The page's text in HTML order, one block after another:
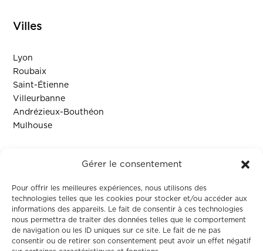
Gérer le consentement
Pour offrir les meilleures expériences, nous utilisons des
technologies telles que les cookies pour stocker et/ou accéder aux
informations des appareils. Le fait de consentir à ces technologies
nous permettra de traiter des données telles que le comportement
de navigation ou les ID uniques sur ce site. Le fait de ne pas
consentir ou de retirer son consentement peut avoir un effet négatif
Villes
Lyon
Roubaix
Saint-Étienne
Villeurbanne
Andrézieux-Bouthéon
Mulhouse
Contact
Colodge